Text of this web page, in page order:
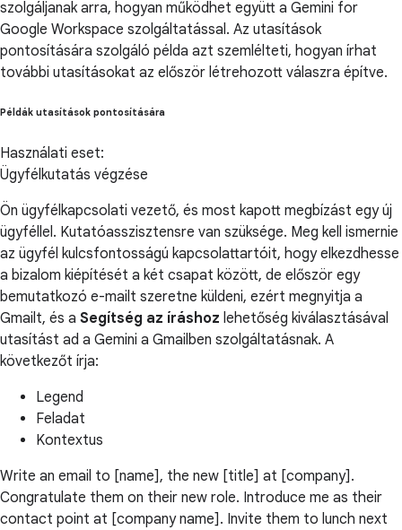
szolgáljanak arra, hogyan működhet együtt a Gemini for
Google Workspace szolgáltatással. Az utasítások
pontosítására szolgáló példa azt szemlélteti, hogyan írhat
további utasításokat az először létrehozott válaszra építve.
Példák utasítások pontosítására
Használati eset:
Ügyfélkutatás végzése
Ön ügyfélkapcsolati vezető, és most kapott megbízást egy új
ügyféllel. Kutatóasszisztensre van szüksége. Meg kell ismernie
az ügyfél kulcsfontosságú kapcsolattartóit, hogy elkezdhesse
a bizalom kiépítését a két csapat között, de először egy
bemutatkozó e-mailt szeretne küldeni, ezért megnyitja a
Gmailt, és a Segítség az íráshoz lehetőség kiválasztásával
utasítást ad a Gemini a Gmailben szolgáltatásnak. A
következőt írja:
Legend
Feladat
Kontextus
Write an email to [name], the new [title] at [company].
Congratulate them on their new role. Introduce me as their
contact point at [company name]. Invite them to lunch next